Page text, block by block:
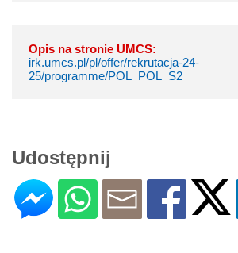
Opis na stronie UMCS:
irk.umcs.pl/pl/offer/rekrutacja-24-
25/programme/POL_POL_S2
Udostępnij